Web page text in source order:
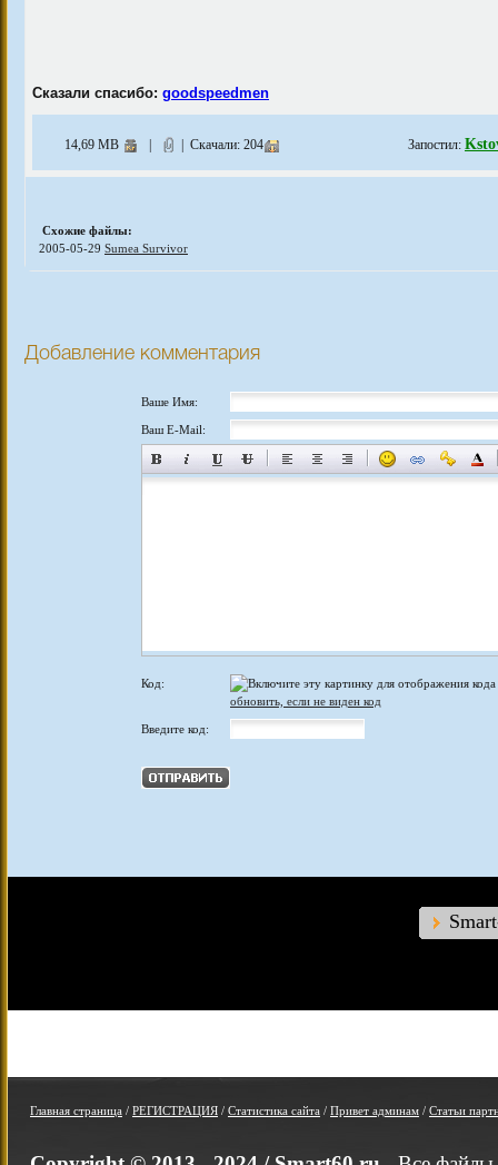
Сказали спасибо: goodspeedmen
14,69 MB | Скачали: 204 Запостил:
Схожие файлы:
2005-05-29 Sumea Survivor
Добавление комментария
Ваше Имя:
Ваш E-Mail:
Код:
обновить, если не виден код
Введите код:
Главная страница / РЕГИСТРАЦИЯ / Статистика сайта / Привет админам / Статьи